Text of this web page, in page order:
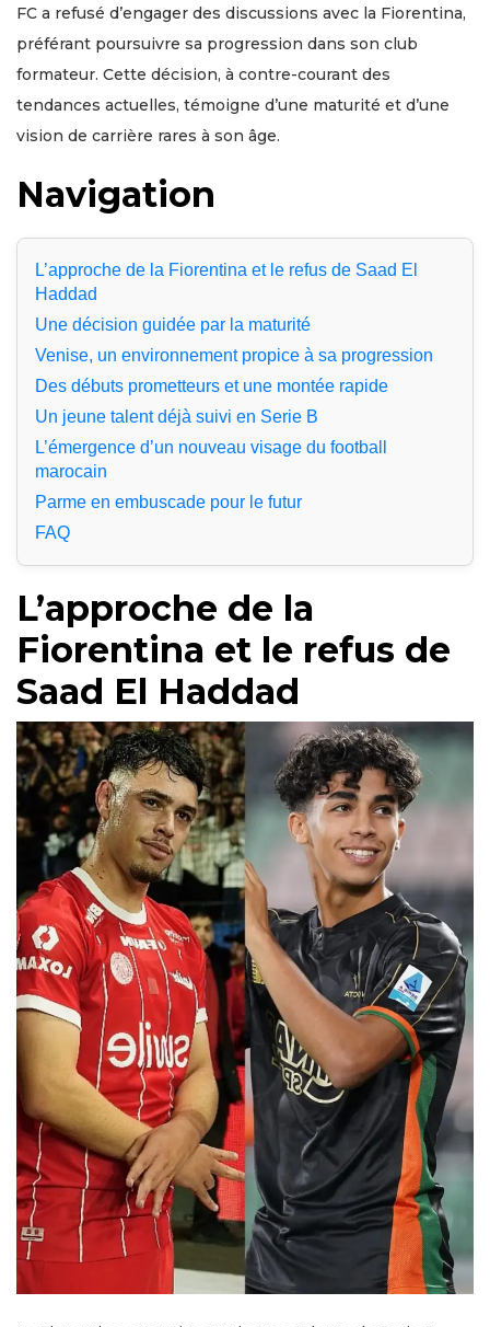
FC a refusé d’engager des discussions avec la Fiorentina,
préférant poursuivre sa progression dans son club
formateur. Cette décision, à contre-courant des
tendances actuelles, témoigne d’une maturité et d’une
vision de carrière rares à son âge.
Navigation
L’approche de la Fiorentina et le refus de Saad El
Haddad
Une décision guidée par la maturité
Venise, un environnement propice à sa progression
Des débuts prometteurs et une montée rapide
Un jeune talent déjà suivi en Serie B
L’émergence d’un nouveau visage du football
marocain
Parme en embuscade pour le futur
FAQ
L’approche de la
Fiorentina et le refus de
Saad El Haddad